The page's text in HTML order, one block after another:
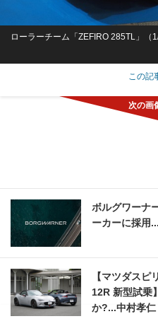
ローラーチーム「ZEFIRO 285TL」（1/
この記
ボルグワーナ
ーカーに採用
【マツダスピ
12R 新型試乗
か?...中村孝仁